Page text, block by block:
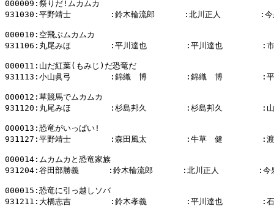
000009:祭りだ!ムカムカ
931030:平野靖士        :鈴木輪流郎      :北川正人        :今
000010:空飛ぶムカムカ
931106:丸尾みほ        :平川達也        :平川達也        :市
000011:山だ紅葉(もみじ)だ恐竜だ
931113:小山眞弓        :錦織　博        :錦織　博        :平
000012:草競馬でムカムカ
931120:丸尾みほ        :杉島邦久        :杉島邦久        :山
000013:恐竜がいっぱい!
931127:平野靖士        :森田風太        :牛草　健        :渡
000014:ムカムカと恐竜家族
931204:谷田部勝義      :鈴木輪流郎      :北川正人        :今
000015:恐竜に引っ越しソバ
931211:大橋志吉        :鈴木孝義        :平川達也        :石